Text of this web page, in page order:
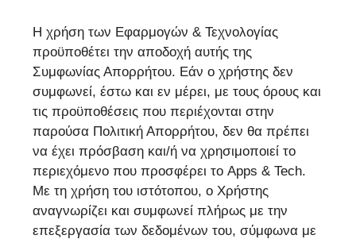
Η χρήση των Εφαρμογών & Τεχνολογίας
προϋποθέτει την αποδοχή αυτής της
Συμφωνίας Απορρήτου. Εάν ο χρήστης δεν
συμφωνεί, έστω και εν μέρει, με τους όρους και
τις προϋποθέσεις που περιέχονται στην
παρούσα Πολιτική Απορρήτου, δεν θα πρέπει
να έχει πρόσβαση και/ή να χρησιμοποιεί το
περιεχόμενο που προσφέρει το Apps & Tech.
Με τη χρήση του ιστότοπου, ο Χρήστης
αναγνωρίζει και συμφωνεί πλήρως με την
επεξεργασία των δεδομένων του, σύμφωνα με